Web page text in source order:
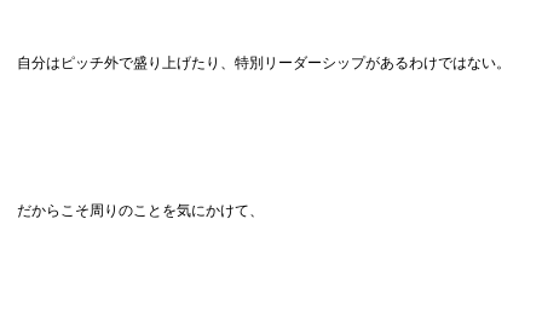
自分はピッチ外で盛り上げたり、特別リーダーシップがあるわけではない。
だからこそ周りのことを気にかけて、